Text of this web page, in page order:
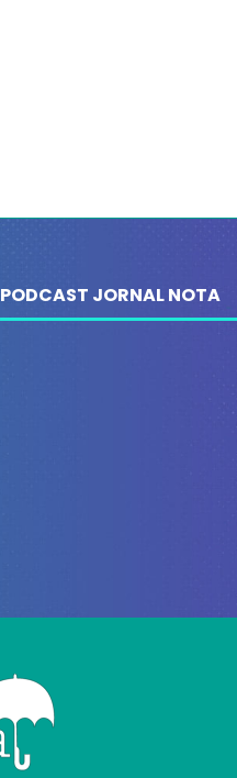
PODCAST JORNAL NOTA